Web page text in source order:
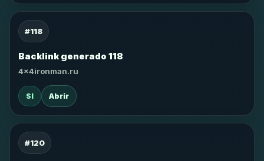
#118
Backlink generado 118
4x4ironman.ru
SI Abrir
#120